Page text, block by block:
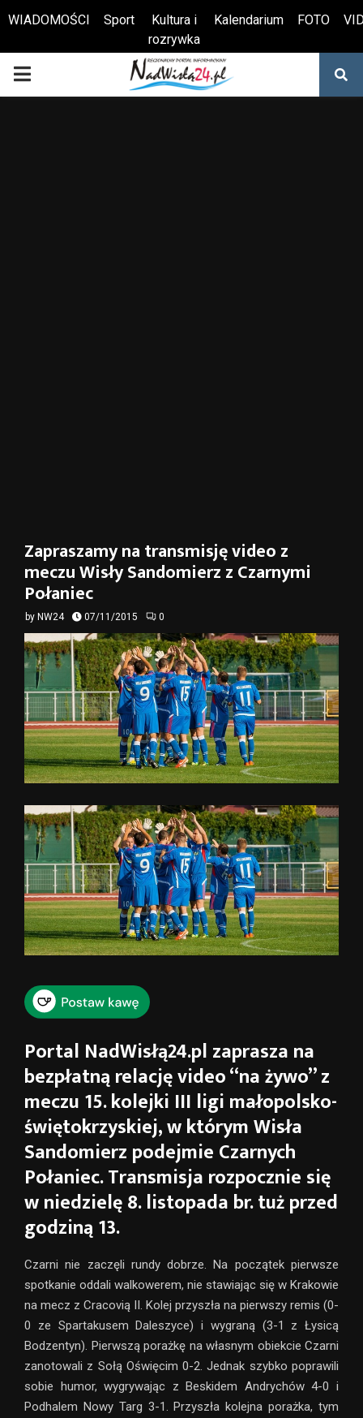
Otwórz pasek narzędzi
WIADOMOŚCI Sport
Kultura i
rozrywka
Kalendarium FOTO
PRIMARY
Zapraszamy na transmisję video z
meczu Wisły Sandomierz z Czarnymi
Połaniec
by NW24 07/11/2015 0
Portal NadWisłą24.pl zaprasza na
bezpłatną relację video “na żywo” z
meczu 15. kolejki III ligi małopolsko-
świętokrzyskiej, w którym Wisła
Sandomierz podejmie Czarnych
Połaniec. Transmisja rozpocznie się
w niedzielę 8. listopada br. tuż przed
godziną 13.
Czarni nie zaczęli rundy dobrze. Na początek pierwsze
spotkanie oddali walkowerem, nie stawiając się w Krakowie
na mecz z Cracovią II. Kolej przyszła na pierwszy remis (0-
0 ze Spartakusem Daleszyce) i wygraną (3-1 z Łysicą
Bodzentyn). Pierwszą porażkę na własnym obiekcie Czarni
zanotowali z Sołą Oświęcim 0-2. Jednak szybko poprawili
sobie humor, wygrywając z Beskidem Andrychów 4-0 i
Podhalem Nowy Targ 3-1. Przyszła kolejna porażka, tym